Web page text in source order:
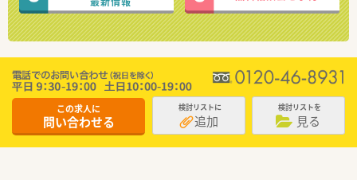
この求人に
問い合わせる
検討リストに
追加
検討リストを
見る